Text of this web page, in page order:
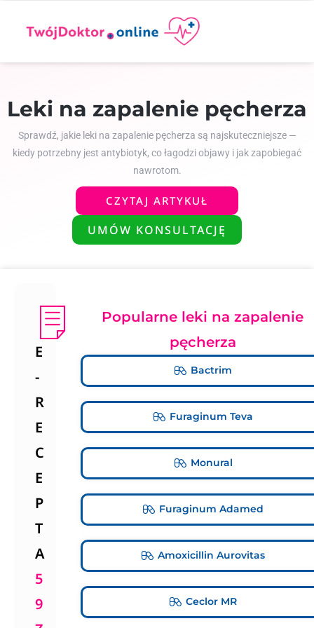
Leki na zapalenie pęcherza
Sprawdź, jakie leki na zapalenie pęcherza są najskuteczniejsze —
kiedy potrzebny jest antybiotyk, co łagodzi objawy i jak zapobiegać
nawrotom.
CZYTAJ ARTYKUŁ
UMÓW KONSULTACJĘ
E
-
R
E
C
E
P
T
A
5
9
Popularne leki na zapalenie
pęcherza
Bactrim
Furaginum Teva
Monural
Furaginum Adamed
Amoxicillin Aurovitas
Ceclor MR